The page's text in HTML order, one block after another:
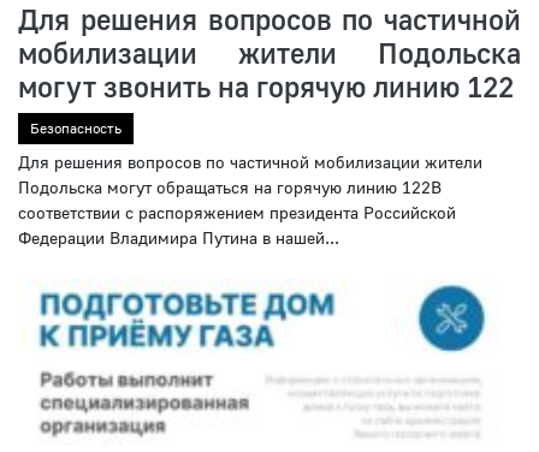
Для решения вопросов по частичной
мобилизации жители Подольска
могут звонить на горячую линию 122
Безопасность
Для решения вопросов по частичной мобилизации жители
Подольска могут обращаться на горячую линию 122В
соответствии с распоряжением президента Российской
Федерации Владимира Путина в нашей...